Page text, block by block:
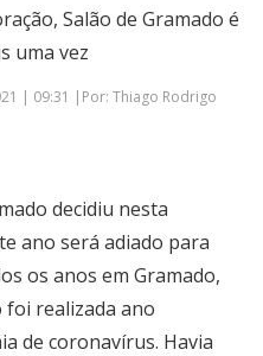
Salão de Gramado é
uma vez
| 09:31 |Por: Thiago Rodrigo
decidiu nesta
ano será adiado para
os anos em Gramado,
foi realizada ano
de coronavírus. Havia